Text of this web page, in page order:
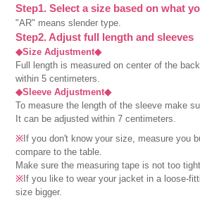
Step1. Select a size based on what
"AR" means slender type.
Step2. Adjust full length and sleeves
◆Size Adjustment◆
Full length is measured on center of the
within 5 centimeters.
◆Sleeve Adjustment◆
To measure the length of the sleeve make
It can be adjusted within 7 centimeters.
※If you don't know your size, measure you
compare to the table.
Make sure the measuring tape is not too tight.
※If you like to wear your jacket in a loose-
size bigger.